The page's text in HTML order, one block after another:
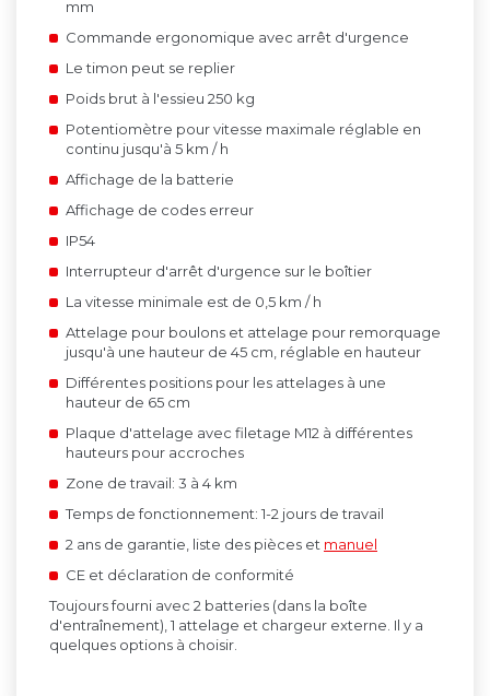
mm
Commande ergonomique avec arrêt d'urgence
Le timon peut se replier
Poids brut à l'essieu 250 kg
Potentiomètre pour vitesse maximale réglable en
continu jusqu'à 5 km / h
Affichage de la batterie
Affichage de codes erreur
IP54
Interrupteur d'arrêt d'urgence sur le boîtier
La vitesse minimale est de 0,5 km / h
Attelage pour boulons et attelage pour remorquage
jusqu'à une hauteur de 45 cm, réglable en hauteur
Différentes positions pour les attelages à une
hauteur de 65 cm
Plaque d'attelage avec filetage M12 à différentes
hauteurs pour accroches
Zone de travail: 3 à 4 km
Temps de fonctionnement: 1-2 jours de travail
2 ans de garantie, liste des pièces et manuel
CE et déclaration de conformité
Toujours fourni avec 2 batteries (dans la boîte
d'entraînement), 1 attelage et chargeur externe. Il y a
quelques options à choisir.